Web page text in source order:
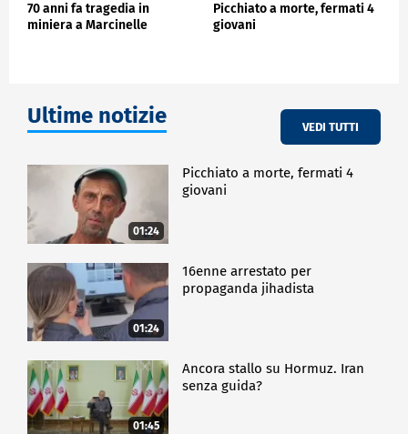
70 anni fa tragedia in
miniera a Marcinelle
Picchiato a morte, fermati 4
giovani
Ultime notizie VEDI TUTTI
01:24
Picchiato a morte, fermati 4
giovani
01:24
16enne arrestato per
propaganda jihadista
01:45
Ancora stallo su Hormuz. Iran
senza guida?